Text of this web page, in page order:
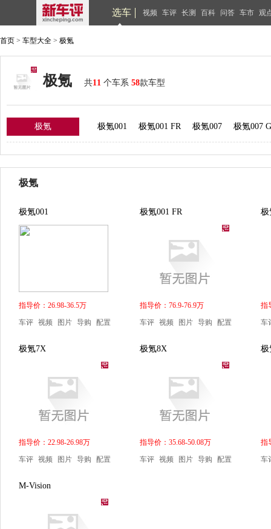
选车 视频 车评 长测 百科 问答 车市 观
首页 > 车型大全 > 极氪
极氪 共11 个车系 58款车型
极氪 极氪001 极氪001 FR 极氪007 极氪007
极氪
极氪001
指导价：26.98-36.5万
车评 视频 图片 导购 配置
极氪001 FR
指导价：76.9-76.9万
车评 视频 图片 导购 配置
极
指
车
极氪7X
指导价：22.98-26.98万
车评 视频 图片 导购 配置
极氪8X
指导价：35.68-50.08万
车评 视频 图片 导购 配置
极
指
车
M-Vision